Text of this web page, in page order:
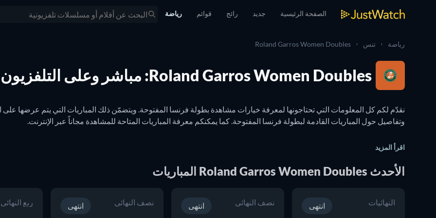
الصفحة الرئيسية جديد رائج قوائم رياضة
رياضة تنس Roland Garros Women Doubles
Roland Garros Women Doubles: مباشر وعلى التلفزيون
القنوات التي تَعرض هذه البطولة على التلفزيون، لن تفوتكم أي مباراة مع JustWatch.
اقرأ المزيد
الأحدث Roland Garros Women Doubles المباريات
النهائيات انتهى نصف النهائي انتهى نصف النهائي انتهى ربع النهائي